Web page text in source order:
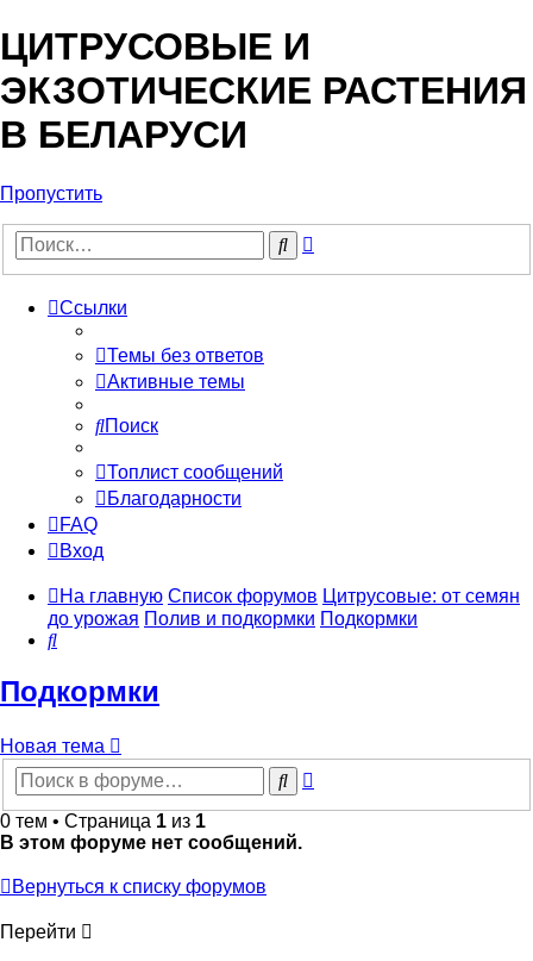
ЦИТРУСОВЫЕ И
ЭКЗОТИЧЕСКИЕ РАСТЕНИЯ
В БЕЛАРУСИ
Пропустить
Поиск
Ссылки
Темы без ответов
Активные темы
Поиск
Топлист сообщений
Благодарности
FAQ
Вход
На главную Список форумов Цитрусовые: от семян
до урожая Полив и подкормки Подкормки
Поиск
Подкормки
Новая тема
Поиск
0 тем • Страница 1 из 1
В этом форуме нет сообщений.
Вернуться к списку форумов
Перейти